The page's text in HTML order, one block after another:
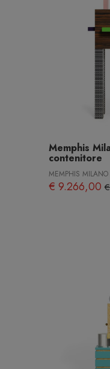
Memphis
contenitore
MEMPHIS MILANO
€ 9.266,00